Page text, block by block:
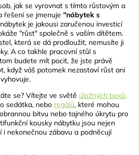
jak se vyrovnat s tímto růstovým a
řešení se jmenuje "nábytek s
je jakousi zaručenou investicí
"růst" společně s vaším dítětem.
která se dá prodloužit, nemusíte ji
A co takhle pracovní stůl s
budete mít pocit, že jste právě
když váš potomek nezastaví růst ani
se? Vítejte ve světě úložných boxů,
sedátka, nebo regálů, které mohou
bitvu nebo tajného úkrytu pro
kousky nábytku jsou nejen
i nekonečnou zábavu a podněcují